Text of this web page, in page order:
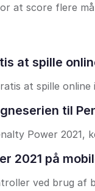
at score flere
at spille
at spille
til
Power 2021,
2021 på
ved brug af